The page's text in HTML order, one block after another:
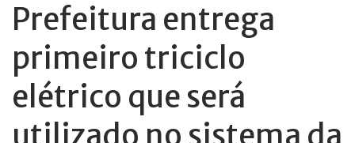
Prefeitura entrega
primeiro triciclo
elétrico que será